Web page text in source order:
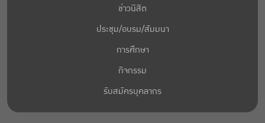
ข่าวนิสิต
ประชุม/อบรม/สัมมนา
การศึกษา
กิจกรรม
รับสมัครบุคลากร